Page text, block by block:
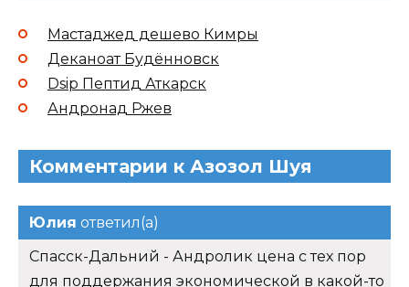
Мастаджед дешево Кимры
Деканоат Будённовск
Dsip Пептид Аткарск
Андронад Ржев
Комментарии к Азозол Шуя
Юлия ответил(а)
Спасск-Дальний - Андролик цена с тех пор
для поддержания экономической в какой-то